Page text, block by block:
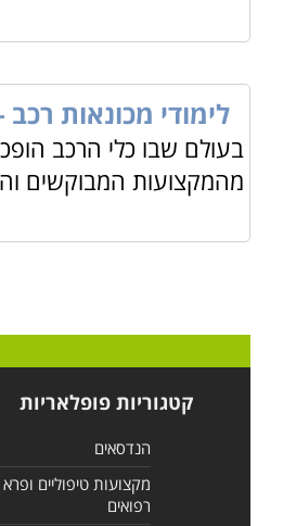
לימודי מכונאות
בעולם שבו כלי הרכב
מהמקצועות המבוקשים
קטגוריות פופלאריות
הנדסאים
מקצועות טיפוליים ופרא
רפואים